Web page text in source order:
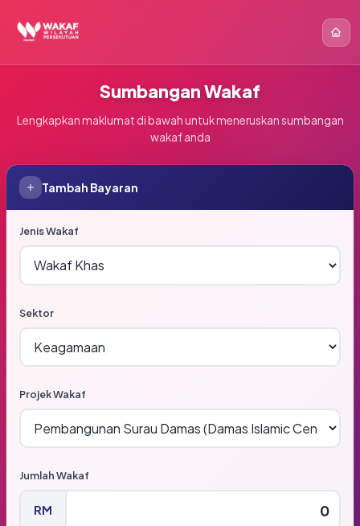
Sumbangan Wakaf
Lengkapkan maklumat di bawah untuk meneruskan sumbangan
wakaf anda
Tambah Bayaran
Jenis Wakaf
Sektor
Projek Wakaf
Jumlah Wakaf
RM